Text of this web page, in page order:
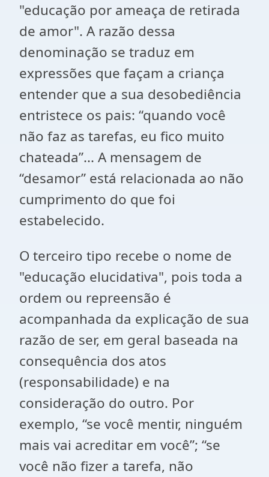
"educação por ameaça de retirada
de amor". A razão dessa
denominação se traduz em
expressões que façam a criança
entender que a sua desobediência
entristece os pais: “quando você
não faz as tarefas, eu fico muito
chateada”... A mensagem de
“desamor” está relacionada ao não
cumprimento do que foi
estabelecido.
O terceiro tipo recebe o nome de
"educação elucidativa", pois toda a
ordem ou repreensão é
acompanhada da explicação de sua
razão de ser, em geral baseada na
consequência dos atos
(responsabilidade) e na
consideração do outro. Por
exemplo, “se você mentir, ninguém
mais vai acreditar em você”; “se
você não fizer a tarefa, não